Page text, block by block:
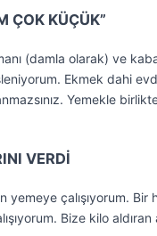
ÇOK KÜÇÜK”
(damla olarak) ve
Ekmek dahi
Yemekle
VERDİ
yemeye çalışıyorum.
Bize kilo